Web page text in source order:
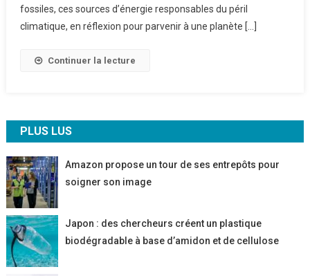
De
La
fossiles, ces sources d’énergie responsables du péril
climatique, en réflexion pour parvenir à une planète […]
Continuer la lecture
PLUS LUS
Amazon propose un tour de ses entrepôts pour
soigner son image
Japon : des chercheurs créent un plastique
biodégradable à base d’amidon et de cellulose